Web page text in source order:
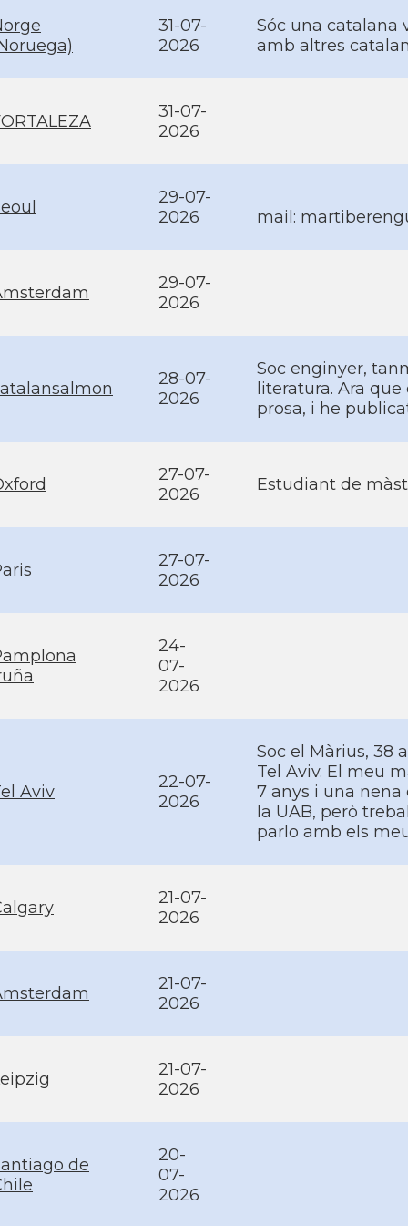
31-07-
2026
Sóc una catalana
amb altres
31-07-
2026
29-07-
2026
mail:
29-07-
2026
28-07-
2026
Soc enginyer,
literatura. Ara
prosa, i he
27-07-
2026
Estudiant de
27-07-
2026
24-
07-
2026
Aviv
22-07-
2026
Soc el Màrius, 38
Tel Aviv. El meu
7 anys i una
la UAB, però
parlo amb els
21-07-
2026
21-07-
2026
21-07-
2026
de
20-
07-
2026